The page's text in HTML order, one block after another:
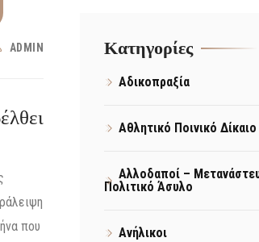
ADMIN
που
Kατηγορίες
Αδικοπραξία
Αθλητικό Ποινικό Δίκαιο
Αλλοδαποί –
Πολιτικό Άσυλο
Ανήλικοι